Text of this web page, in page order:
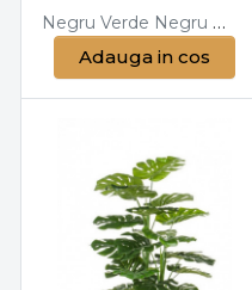
Negru Verde Negru Verde
Adauga in cos